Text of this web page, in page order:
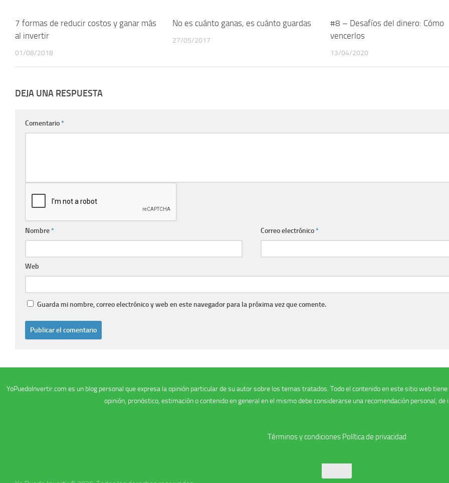
7 formas de reducir costos y ganar más
al invertir
01/08/2018
No es cuánto ganas, es cuánto guardas
27/05/2017
#8 – Desafíos del dinero: Cómo
vencerlos
13/04/2020
DEJA UNA RESPUESTA
Comentario*
Nombre* Correo electrónico*
Web
Guarda mi nombre, correo electrónico y web en este navegador para la próxima vez que comente.
YoPuedoInvertir.com es un blog personal que expresa la opinión particular de su autor sobre los temas tratados. Todo el contenido en este sitio web
opinión, pronóstico, estimación o contenido en general en el mismo debe considerarse una recomendación personal, de
Términos y condiciones Política de privacidad